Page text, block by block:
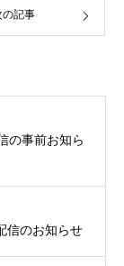
の記事
の事前お知ら
信のお知らせ